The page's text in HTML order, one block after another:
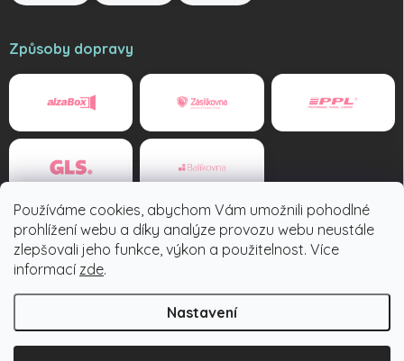
Používáme cookies, abychom Vám umožnili pohodlné
prohlížení webu a díky analýze provozu webu neustále
zlepšovali jeho funkce, výkon a použitelnost. Více
informací zde.
Nastavení
Způsoby dopravy
Způsoby platby